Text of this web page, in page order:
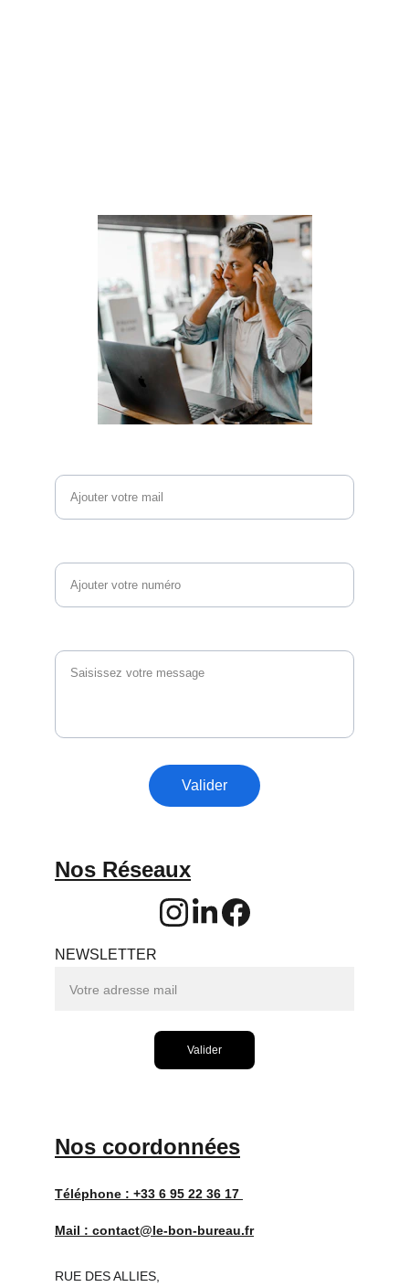
Valider
Téléphone : +33 6 95 22 36 17
Mail : contact@le-bon-bureau.fr
RUE DES ALLIES,
Nos Réseaux
Nos coordonnées
NEWSLETTER
Valider